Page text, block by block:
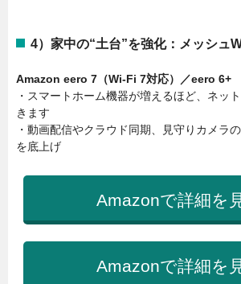
4）家中の“土台”を強化：メッシュ
Amazon eero 7（Wi-Fi 7対応）／eero 6+
・スマートホーム機器が増えるほど、ネッ
きます
・動画配信やクラウド同期、見守りカメラ
を底上げ
Amazonで詳細を
Amazonで詳細を